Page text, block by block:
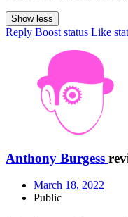
Show less
Reply Boost status Like
Anthony Burgess
March 18, 2022
Public